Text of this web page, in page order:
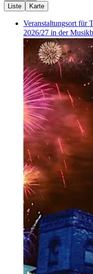
Liste Karte
Veranstaltungsort für
2026/27 in der